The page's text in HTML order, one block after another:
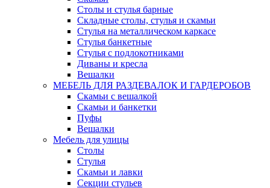
Столы и стулья барные
Складные столы, стулья и скамьи
Стулья на металлическом каркасе
Стулья банкетные
Стулья с подлокотниками
Диваны и кресла
Вешалки
МЕБЕЛЬ ДЛЯ РАЗДЕВАЛОК И ГАРДЕРОБОВ
Скамьи с вешалкой
Скамьи и банкетки
Пуфы
Вешалки
Мебель для улицы
Столы
Стулья
Скамьи и лавки
Секции стульев